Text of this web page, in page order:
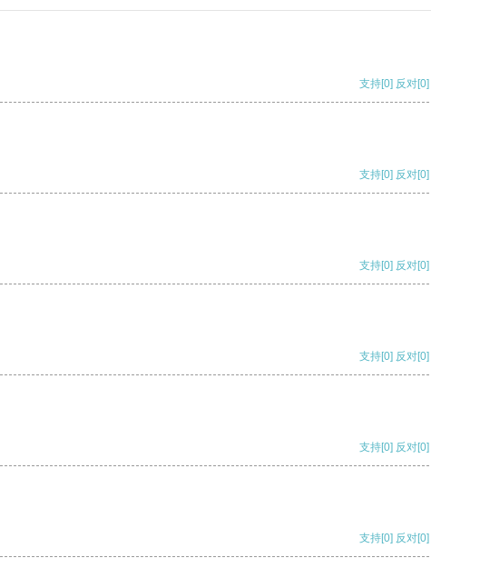
支持[0] 反对[0]
支持[0] 反对[0]
支持[0] 反对[0]
支持[0] 反对[0]
支持[0] 反对[0]
支持[0] 反对[0]